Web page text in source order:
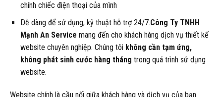
chính chiếc điện thoại của mình
Dễ dàng để sử dụng, kỹ thuật hỗ trợ 24/7.Công Ty TNHH
Mạnh An Service mang đến cho khách hàng dịch vụ thiết kế
website chuyên nghiệp. Chúng tôi không cần tạm ứng,
không phát sinh cước hàng tháng trong quá trình sử dụng
website.
Website chính là cầu nối giữa khách hàng và dịch vụ của bạn.